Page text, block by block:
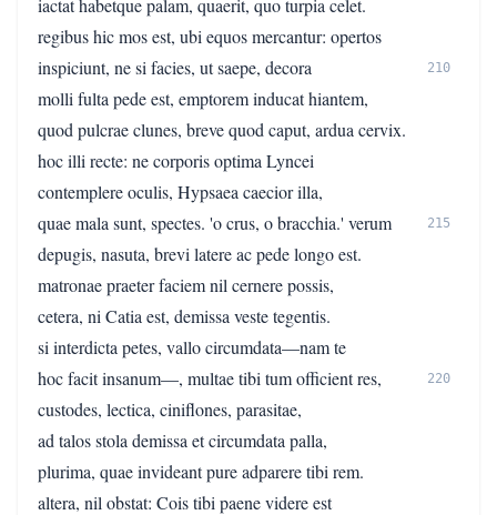
iactat habetque palam, quaerit, quo turpia celet.
regibus hic mos est, ubi equos mercantur: opertos
inspiciunt, ne si facies, ut saepe, decora
210
molli fulta pede est, emptorem inducat hiantem,
quod pulcrae clunes, breve quod caput, ardua cervix.
hoc illi recte: ne corporis optima Lyncei
contemplere oculis, Hypsaea caecior illa,
quae mala sunt, spectes. 'o crus, o bracchia.' verum
215
depugis, nasuta, brevi latere ac pede longo est.
matronae praeter faciem nil cernere possis,
cetera, ni Catia est, demissa veste tegentis.
si interdicta petes, vallo circumdata—nam te
hoc facit insanum—, multae tibi tum officient res,
220
custodes, lectica, ciniflones, parasitae,
ad talos stola demissa et circumdata palla,
plurima, quae invideant pure adparere tibi rem.
altera, nil obstat: Cois tibi paene videre est